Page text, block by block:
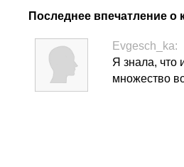
Последнее впечатление о
Evgesch_ka:
Я знала, что
множество